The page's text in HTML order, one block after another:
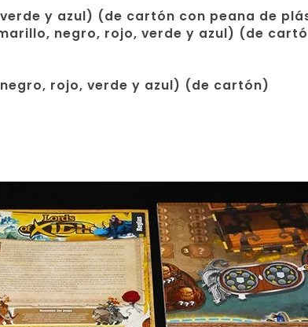
y azul) (de cartón con peana de
negro, rojo, verde y azul) (de
rojo, verde y azul) (de cartón)